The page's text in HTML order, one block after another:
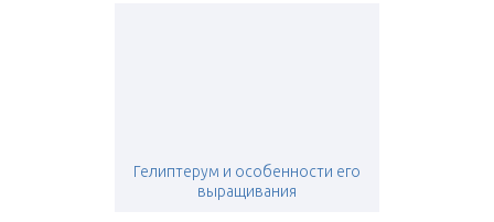
Гелиптерум и особенности его
выращивания